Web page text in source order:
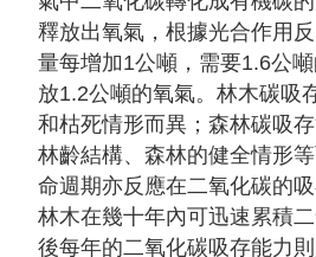
見
問
答
友
善
措
施
釋放出氧氣，根據光合作用
量每增加1公噸，需要1.6公
放1.2公噸的氧氣。林木碳吸
和枯死情形而異；森林碳吸
林齡結構、森林的健全情形
命週期亦反應在二氧化碳的
林木在幾十年內可迅速累積
後每年的二氧化碳吸存能力